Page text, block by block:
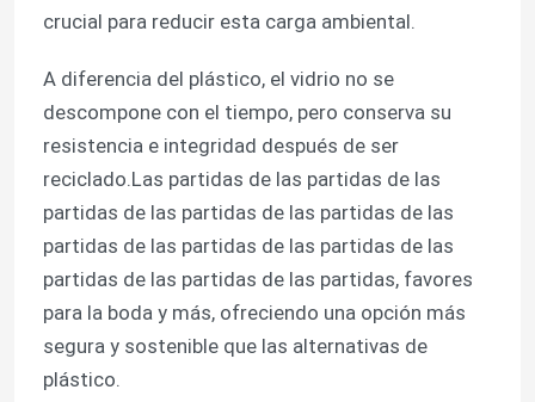
Control de Calidad
Contacto
Solicitar una cotización
Botellas de vidrio
tarros de cristal
Tazas de vidrio
crucial para reducir esta carga ambiental.
A diferencia del plástico, el vidrio no se
descompone con el tiempo, pero conserva su
resistencia e integridad después de ser
reciclado.Las partidas de las partidas de las
partidas de las partidas de las partidas de las
partidas de las partidas de las partidas de las
partidas de las partidas de las partidas, favores
para la boda y más, ofreciendo una opción más
segura y sostenible que las alternativas de
plástico.